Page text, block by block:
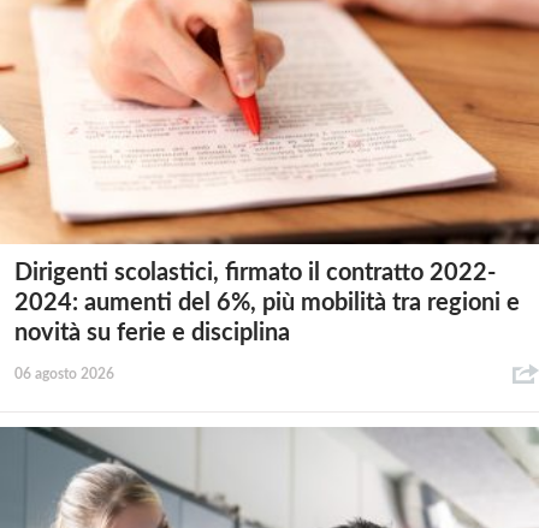
Dirigenti scolastici, firmato il contratto 2022-
2024: aumenti del 6%, più mobilità tra regioni e
novità su ferie e disciplina
06 agosto 2026